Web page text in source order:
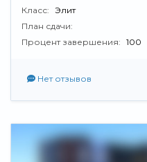
Класс: Элит
План сдачи:
Процент завершения: 100
Нет отзывов